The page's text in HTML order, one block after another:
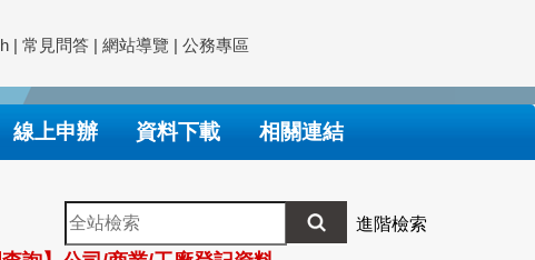
| 常見問答 | 網站導覽 | 公務專區
線上申辦 資料下載 相關連結
全
站
進階檢索